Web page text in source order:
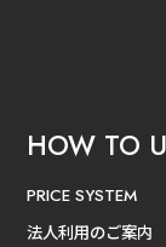
HOW TO
PRICE SYSTEM
法人利用のご案内